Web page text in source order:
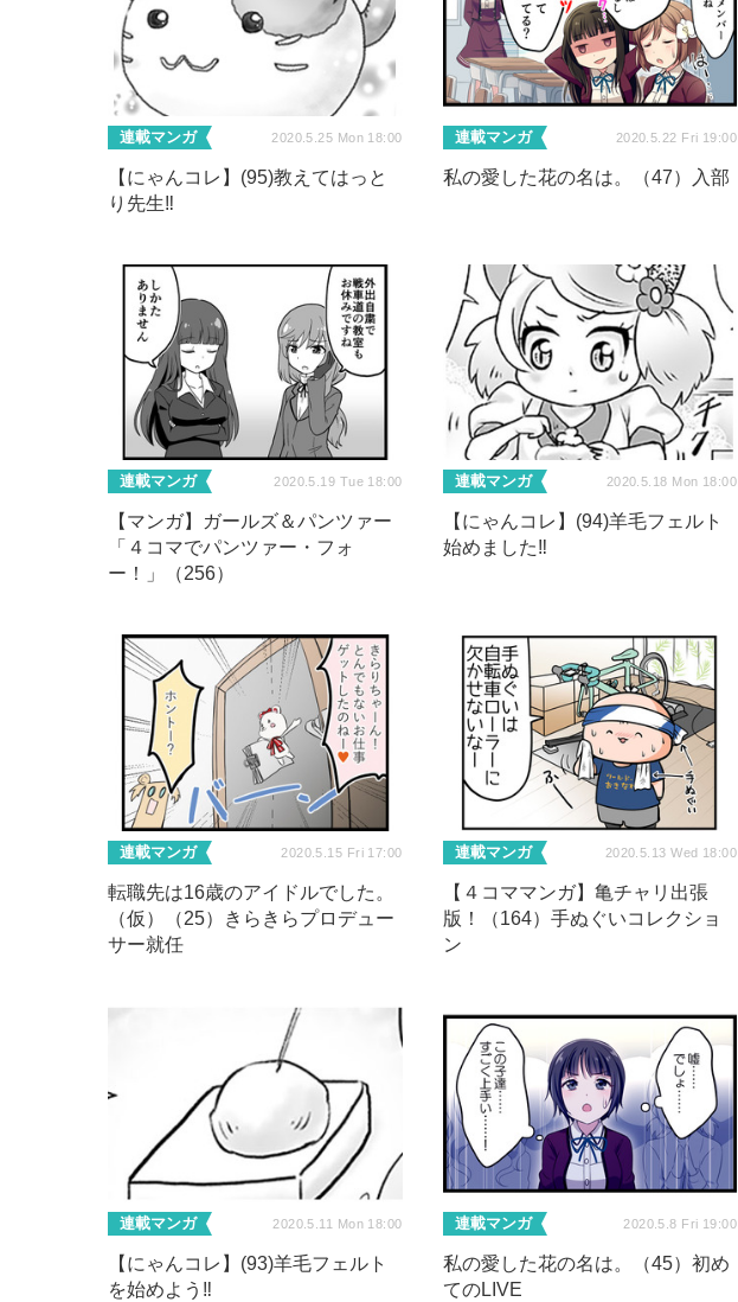
連載マンガ 2020.5.25 Mon 18:00
【にゃんコレ】(95)教えてはっと
り先生‼
連載マンガ 2020.5.22 Fri 19:00
私の愛した花の名は。（47）入部
連載マンガ 2020.5.19 Tue 18:00
【マンガ】ガールズ＆パンツァー
「４コマでパンツァー・フォ
ー！」（256）
連載マンガ 2020.5.18 Mon 18:00
【にゃんコレ】(94)羊毛フェルト
始めました‼
連載マンガ 2020.5.15 Fri 17:00
転職先は16歳のアイドルでした。
（仮）（25）きらきらプロデュー
サー就任
連載マンガ 2020.5.13 Wed 18:00
【４コママンガ】亀チャリ出張
版！（164）手ぬぐいコレクショ
ン
連載マンガ 2020.5.11 Mon 18:00
【にゃんコレ】(93)羊毛フェルト
を始めよう‼
連載マンガ 2020.5.8 Fri 19:00
私の愛した花の名は。（45）初め
てのLIVE